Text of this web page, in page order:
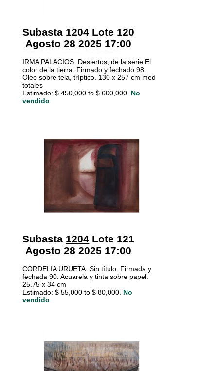
Subasta 1204 Lote 120
Agosto 28 2025 17:00
IRMA PALACIOS. Desiertos, de la serie El
color de la tierra. Firmado y fechado 98.
Óleo sobre tela, tríptico. 130 x 257 cm med
totales
Estimado: $ 450,000 to $ 600,000. No
vendido
Subasta 1204 Lote 121
Agosto 28 2025 17:00
CORDELIA URUETA. Sin título. Firmada y
fechada 90. Acuarela y tinta sobre papel.
25.75 x 34 cm
Estimado: $ 55,000 to $ 80,000. No
vendido